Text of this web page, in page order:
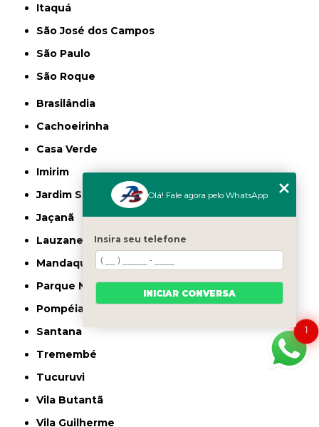
Itaquá
São José dos Campos
São Paulo
São Roque
Brasilândia
Cachoeirinha
Casa Verde
Imirim
Jardim São Paulo
Jaçanã
Lauzane Paulista
Mandaqui
Parque Novo Mundo
Pompéia
Santana
Tremembé
Tucuruvi
Vila Butantã
Vila Guilherme
1
Olá! Fale agora pelo WhatsApp
Insira seu telefone
INICIAR CONVERSA